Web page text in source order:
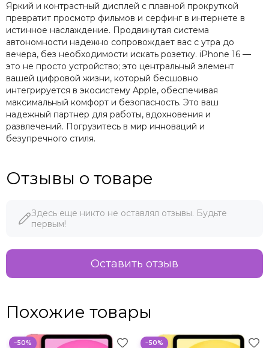
Яркий и контрастный дисплей с плавной прокруткой
превратит просмотр фильмов и серфинг в интернете в
истинное наслаждение. Продвинутая система
автономности надежно сопровождает вас с утра до
вечера, без необходимости искать розетку. iPhone 16 —
это не просто устройство; это центральный элемент
вашей цифровой жизни, который бесшовно
интегрируется в экосистему Apple, обеспечивая
максимальный комфорт и безопасность. Это ваш
надежный партнер для работы, вдохновения и
развлечений. Погрузитесь в мир инноваций и
безупречного стиля.
Отзывы о товаре
Здесь еще никто не оставлял отзывы. Будьте
первым!
Оставить отзыв
Похожие товары
−50% −50%